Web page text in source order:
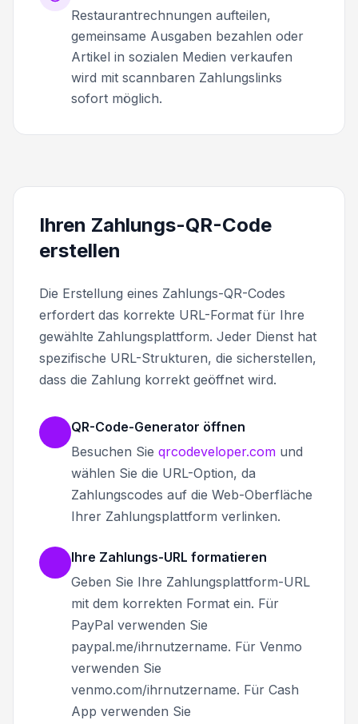
Restaurantrechnungen aufteilen,
gemeinsame Ausgaben bezahlen oder
Artikel in sozialen Medien verkaufen
wird mit scannbaren Zahlungslinks
sofort möglich.
Ihren Zahlungs-QR-Code
erstellen
Die Erstellung eines Zahlungs-QR-Codes
erfordert das korrekte URL-Format für Ihre
gewählte Zahlungsplattform. Jeder Dienst hat
spezifische URL-Strukturen, die sicherstellen,
dass die Zahlung korrekt geöffnet wird.
QR-Code-Generator öffnen
Besuchen Sie qrcodeveloper.com und
wählen Sie die URL-Option, da
Zahlungscodes auf die Web-Oberfläche
Ihrer Zahlungsplattform verlinken.
Ihre Zahlungs-URL formatieren
Geben Sie Ihre Zahlungsplattform-URL
mit dem korrekten Format ein. Für
PayPal verwenden Sie
paypal.me/ihrnutzername. Für Venmo
verwenden Sie
venmo.com/ihrnutzername. Für Cash
App verwenden Sie